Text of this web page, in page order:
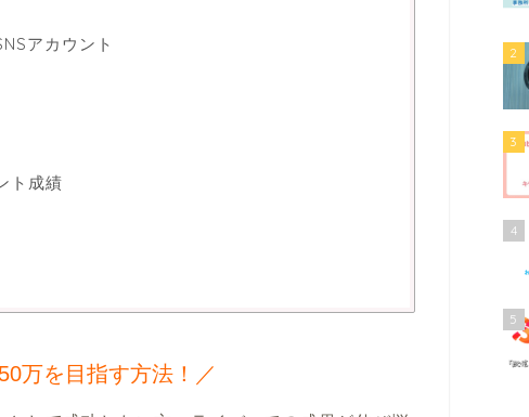
アカウント
ト成績
万を目指す方法！／
2
3
4
5